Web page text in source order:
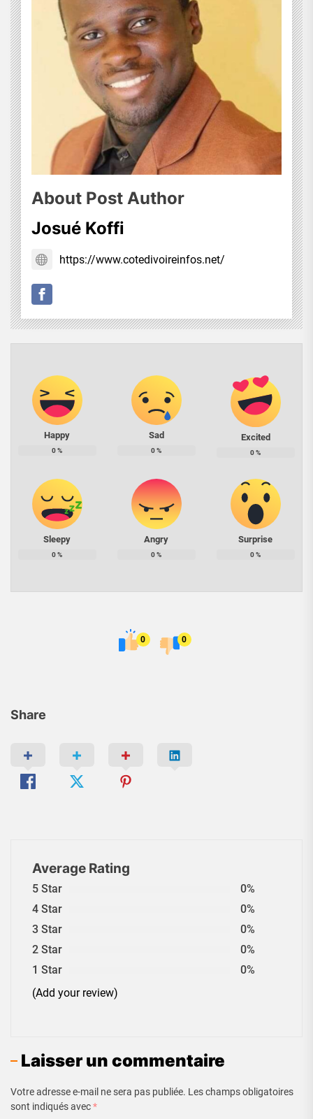
Share
About Post Author
Josué Koffi
https://www.cotedivoireinfos.net/
Happy
0%
Sad
0%
Excited
0%
Sleepy
0%
Angry
0%
Surprise
0%
0 0
Average Rating
5 Star
0%
4 Star
0%
3 Star
0%
2 Star
0%
1 Star
0%
(Add your review)
Laisser un commentaire
Votre adresse e-mail ne sera pas publiée. Les champs obligatoires
sont indiqués avec*